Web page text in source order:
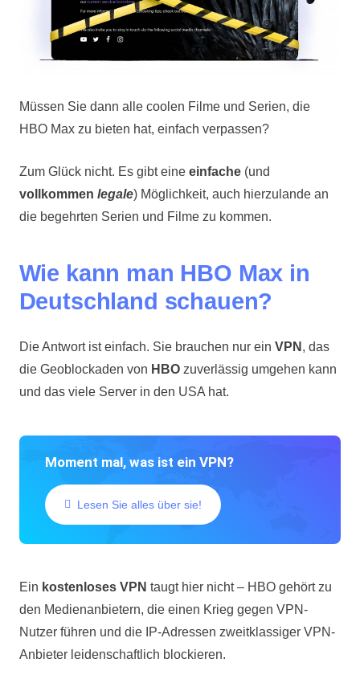
Müssen Sie dann alle coolen Filme und Serien, die
HBO Max zu bieten hat, einfach verpassen?
Zum Glück nicht. Es gibt eine einfache(und
vollkommen legale) Möglichkeit, auch hierzulande an
die begehrten Serien und Filme zu kommen.
Wie kann man HBO Max in
Deutschland schauen?
Die Antwort ist einfach. Sie brauchen nur ein VPN , das
die Geoblockaden von HBOzuverlässig umgehen kann
und das viele Server in den USA hat.
Moment mal, was ist ein VPN?
Lesen Sie alles über sie!
Ein kostenloses VPN taugt hier nicht – HBO gehört zu
den Medienanbietern, die einen Krieg gegen VPN-
Nutzer führen und die IP-Adressen zweitklassiger VPN-
Anbieter leidenschaftlich blockieren.